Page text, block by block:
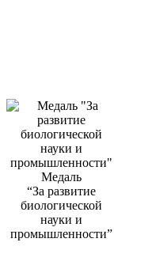
Медаль
“За развитие
биологической
науки и
промышленности”